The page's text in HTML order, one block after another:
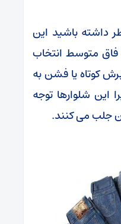
داشته باشید این
فاق متوسط انتخاب
کوتاه یا فشن به
این شلوارها توجه
جلب می کنند.